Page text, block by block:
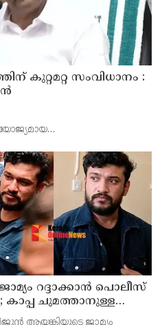
കുറ്റമറ്റ സംവിധാനം :
കൊല്ലം സ്വദേശി
മന്ത്
റദ്ദാക്കാൻ പൊലീസ്
കാപ്പ ചുമത്താനുള്ള